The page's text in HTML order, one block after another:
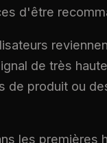
d'être
de très
de produit ou
les premières